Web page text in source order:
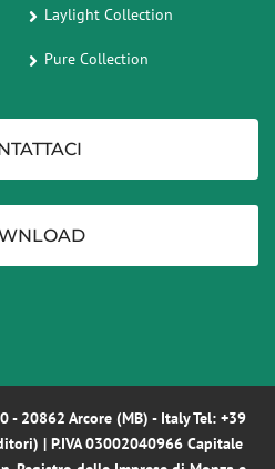
Laylight Collection
Pure Collection
- 20862 Arcore (MB) - Italy Tel: +39
| P.IVA 03002040966 Capitale